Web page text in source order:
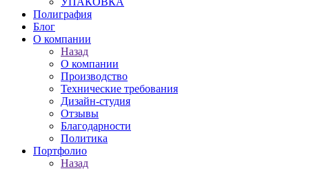
Полиграфия
Блог
О компании
Назад
О компании
Производство
Технические требования
Дизайн-студия
Отзывы
Благодарности
Политика
Портфолио
Назад